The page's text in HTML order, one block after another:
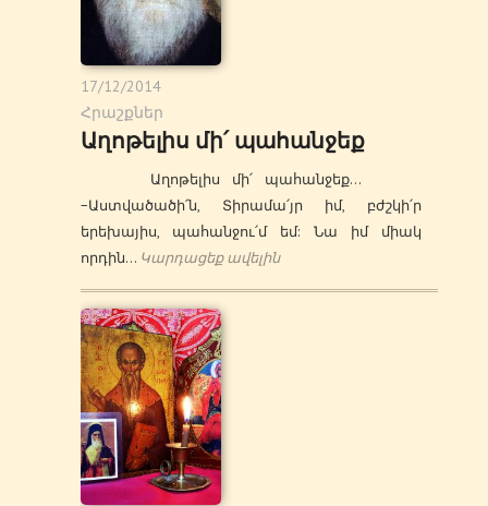
17/12/2014
Հրաշքներ
Աղոթելիս մի՛ պահանջեք
Աղոթելիս մի՛ պահանջեք…
−Աստվածածի՛ն, Տիրամա՛յր իմ, բժշկի՛ր
երեխայիս, պահանջու՛մ եմ: Նա իմ միակ
որդին… Կարդացեք ավելին